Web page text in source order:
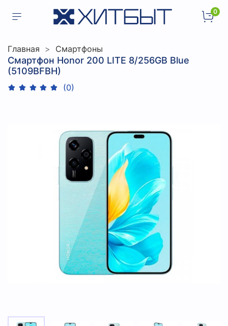
0
Главная Смартфоны
Смартфон Honor 200 LITE 8/256GB Blue
(5109BFBH)
(0)